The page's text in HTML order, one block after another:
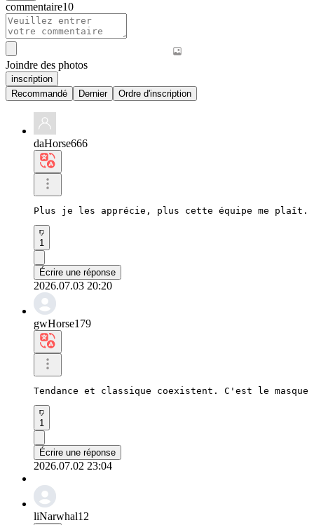
commentaire10
Joindre des photos
inscription
Recommandé
Dernier Ordre d'inscription
daHorse666
Plus je les apprécie, plus cette équipe me plaît.
1
Écrire une réponse
2026.07.03 20:20
gwHorse179
Tendance et classique coexistent. C'est le
1
Écrire une réponse
2026.07.02 23:04
liNarwhal12